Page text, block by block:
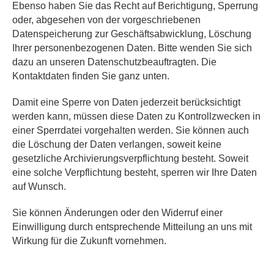
Ebenso haben Sie das Recht auf Berichtigung, Sperrung
oder, abgesehen von der vorgeschriebenen
Datenspeicherung zur Geschäftsabwicklung, Löschung
Ihrer personenbezogenen Daten. Bitte wenden Sie sich
dazu an unseren Datenschutzbeauftragten. Die
Kontaktdaten finden Sie ganz unten.
Damit eine Sperre von Daten jederzeit berücksichtigt
werden kann, müssen diese Daten zu Kontrollzwecken in
einer Sperrdatei vorgehalten werden. Sie können auch
die Löschung der Daten verlangen, soweit keine
gesetzliche Archivierungsverpflichtung besteht. Soweit
eine solche Verpflichtung besteht, sperren wir Ihre Daten
auf Wunsch.
Sie können Änderungen oder den Widerruf einer
Einwilligung durch entsprechende Mitteilung an uns mit
Wirkung für die Zukunft vornehmen.